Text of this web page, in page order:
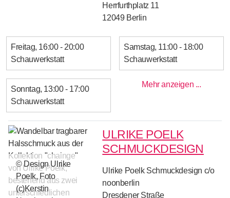
Herrfurthplatz 11
12049 Berlin
Freitag 16:00 - 20:00
Schauwerkstatt
Samstag 11:00 - 18:00
Schauwerkstatt
Sonntag 13:00 - 17:00
Schauwerkstatt
Mehr anzeigen ...
© Design Ulrike
Poelk, Foto
(c)Kerstin
ULRIKE POELK
SCHMUCKDESIGN
Ulrike Poelk Schmuckdesign c/o
noonberlin
Dresdener Straße